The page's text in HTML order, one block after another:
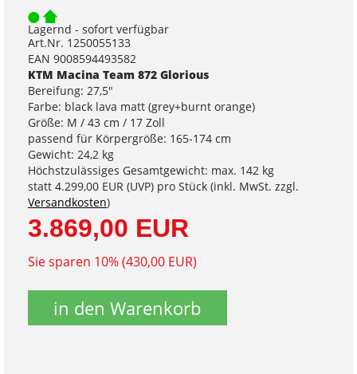
Lagernd - sofort verfügbar
Art.Nr. 1250055133
EAN 9008594493582
KTM Macina Team 872 Glorious
Bereifung: 27,5"
Farbe: black lava matt (grey+burnt orange)
Größe: M / 43 cm / 17 Zoll
passend für Körpergröße: 165-174 cm
Gewicht: 24,2 kg
Höchstzulässiges Gesamtgewicht: max. 142 kg
statt 4.299,00 EUR (UVP) pro Stück (inkl. MwSt. zzgl.
Versandkosten)
3.869,00 EUR
Sie sparen 10% (430,00 EUR)
in den Warenkorb